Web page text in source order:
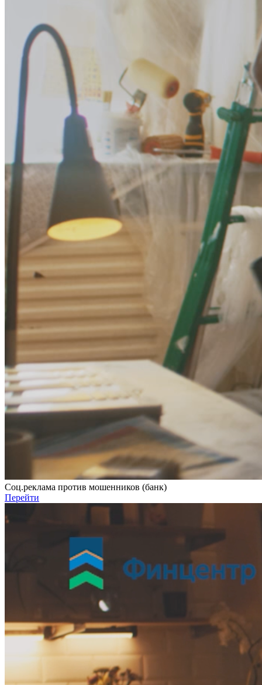
Соц.реклама против мошенников (банк)
Перейти